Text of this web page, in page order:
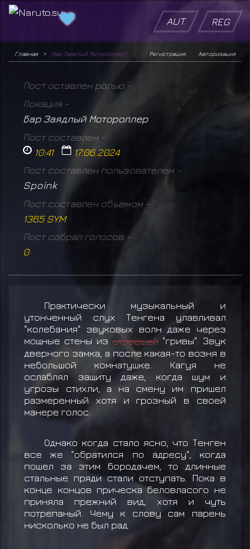
AUT REG
Главная (Бар Заядлый Мотороллер) Авторизация
Регистрация
Пост оставлен ролью -
Локация -
Бар Заядлый Мотороллер
Пост составлен -
10:41 17.06.2024
Пост составлен пользователем -
Spoink
Пост составлен объемом -
1365 SYM
Пост собрал голосов -
0
Практически музыкальный и
утонченный слух Тенгена улавливал
"колебания" звуковых волн даже через
мощные стены из отросшей"гривы". Звук
дверного замка, а после какая-то возня в
небольшой комнатушке. Кагуя не
ослаблял защиту даже, когда шум и
угрозы стихли, а на смену им пришел
размеренный хотя и грозный в своей
манере голос.
Однако когда стало ясно, что Тенген
все же "обратился по адресу", когда
пошел за этим бородачем, то длинные
стальные пряди стали отступать. Пока в
конце концов прическа беловласого не
приняла прежний вид, хотя и чуть
потрепаный. Чему к слову сам парень
нисколько не был рад.